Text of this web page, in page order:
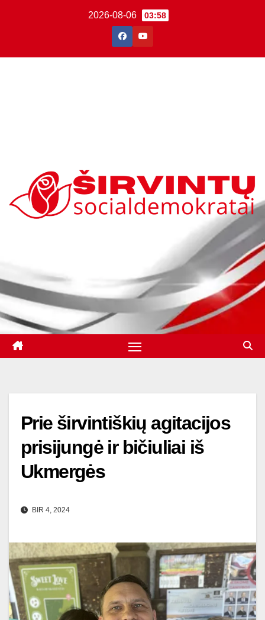
2026-08-06 03:58
Prie širvintiškių agitacijos
prisijungė ir bičiuliai iš
Ukmergės
BIR 4, 2024